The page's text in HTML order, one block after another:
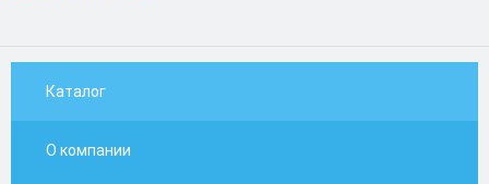
Каталог
О компании